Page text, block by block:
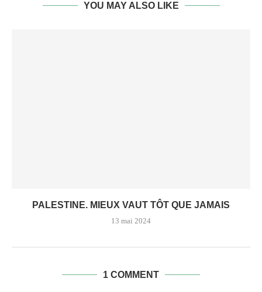
YOU MAY ALSO LIKE
PALESTINE. MIEUX VAUT TÔT QUE JAMAIS
13 mai 2024
1 COMMENT